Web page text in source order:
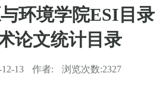
环境学院ESI目录
论文统计目录
13 作者: 浏览次数:2327